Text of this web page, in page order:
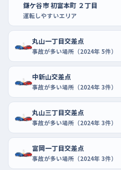
の朝が動きやすい。
駐車の練習は、初富交差点近くの
オン鎌ヶ谷ショッピングセンター
後なら空き区画が多く、隣の車を
たらDCM鎌ヶ谷店のように出入口
の幅が広がる。
鎌ケ谷市 初富本町 ２丁目
運転しやすいエリア
丸山一丁目交差点
事故が多い場所（2024年 5件）
中新山交差点
事故が多い場所（2024年 3件）
丸山三丁目交差点
事故が多い場所（2024年 3件）
富岡一丁目交差点
事故が多い場所（2024年 3件）